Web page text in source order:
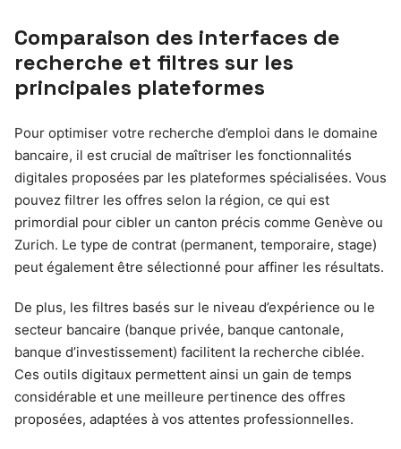
Comparaison des interfaces de
recherche et filtres sur les
principales plateformes
Pour optimiser votre recherche d’emploi dans le domaine
bancaire, il est crucial de maîtriser les fonctionnalités
digitales proposées par les plateformes spécialisées. Vous
pouvez filtrer les offres selon la région, ce qui est
primordial pour cibler un canton précis comme Genève ou
Zurich. Le type de contrat (permanent, temporaire, stage)
peut également être sélectionné pour affiner les résultats.
De plus, les filtres basés sur le niveau d’expérience ou le
secteur bancaire (banque privée, banque cantonale,
banque d’investissement) facilitent la recherche ciblée.
Ces outils digitaux permettent ainsi un gain de temps
considérable et une meilleure pertinence des offres
proposées, adaptées à vos attentes professionnelles.